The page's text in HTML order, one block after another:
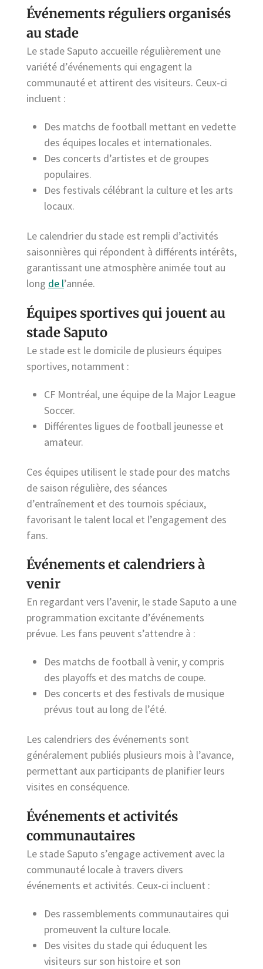
Événements réguliers organisés
au stade
Le stade Saputo accueille régulièrement une
variété d’événements qui engagent la
communauté et attirent des visiteurs. Ceux-ci
incluent :
Des matchs de football mettant en vedette
des équipes locales et internationales.
Des concerts d’artistes et de groupes
populaires.
Des festivals célébrant la culture et les arts
locaux.
Le calendrier du stade est rempli d’activités
saisonnières qui répondent à différents intérêts,
garantissant une atmosphère animée tout au
long de l’année.
Équipes sportives qui jouent au
stade Saputo
Le stade est le domicile de plusieurs équipes
sportives, notamment :
CF Montréal, une équipe de la Major League
Soccer.
Différentes ligues de football jeunesse et
amateur.
Ces équipes utilisent le stade pour des matchs
de saison régulière, des séances
d’entraînement et des tournois spéciaux,
favorisant le talent local et l’engagement des
fans.
Événements et calendriers à
venir
En regardant vers l’avenir, le stade Saputo a une
programmation excitante d’événements
prévue. Les fans peuvent s’attendre à :
Des matchs de football à venir, y compris
des playoffs et des matchs de coupe.
Des concerts et des festivals de musique
prévus tout au long de l’été.
Les calendriers des événements sont
généralement publiés plusieurs mois à l’avance,
permettant aux participants de planifier leurs
visites en conséquence.
Événements et activités
communautaires
Le stade Saputo s’engage activement avec la
communauté locale à travers divers
événements et activités. Ceux-ci incluent :
Des rassemblements communautaires qui
promeuvent la culture locale.
Des visites du stade qui éduquent les
visiteurs sur son histoire et son